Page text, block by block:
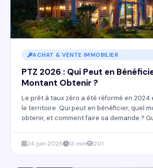
ACHAT & VENTE IMMOBILIER
PTZ 2026 : Qui Peut en
Montant Obtenir ?
Le prêt à taux zéro a été réformé en
le territoire. Qui peut en bénéficier, quel
obtenir, et comment faire sa demande ?
24 juin 2026 13 min 201